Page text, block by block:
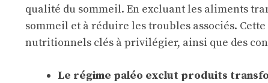
qualité du sommeil. En excluant les aliments
sommeil et à réduire les troubles associés.
nutritionnels clés à privilégier, ainsi que des
Le régime paléo exclut produits